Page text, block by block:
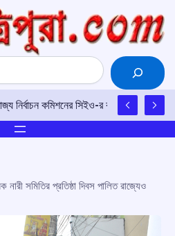
নির্বাচন কমিশনের সিইও-র কাছে
নারী সমিতির প্রতিষ্ঠা দিবস পালিত রাজ্যেও